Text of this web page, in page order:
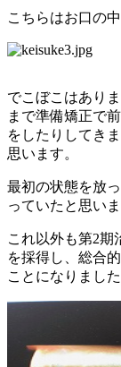
こちらはお口の
でこぼこはあり
まで準備矯正で
をしたりしてき
思います。
最初の状態を放
っていたと思いま
これ以外も第2期
を採得し、総合
ことになりました